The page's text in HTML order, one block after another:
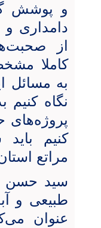
و پوشش
دامداری و
از
کاملا
به مسائل
نگاه کنیم
پروژه‌های
کنیم
مراتع
سید حسن
طبیعی و
عنوان